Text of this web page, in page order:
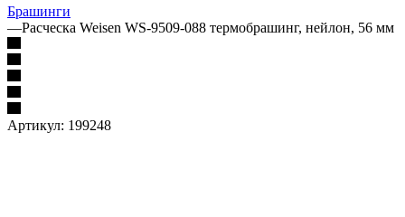
Брашинги
—Расческа Weisen WS-9509-088 термобрашинг, нейлон, 56 мм
Артикул: 199248